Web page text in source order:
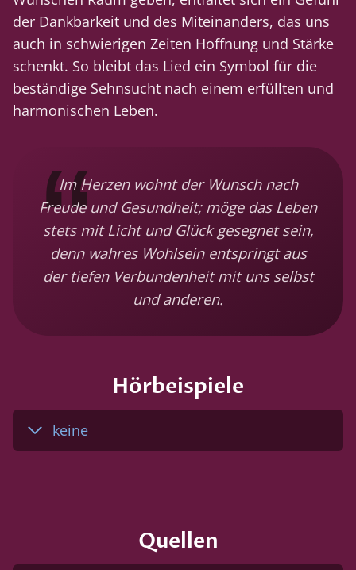
der Dankbarkeit und des Miteinanders, das uns
auch in schwierigen Zeiten Hoffnung und Stärke
schenkt. So bleibt das Lied ein Symbol für die
beständige Sehnsucht nach einem erfüllten und
harmonischen Leben.
Im Herzen wohnt der Wunsch nach
Freude und Gesundheit; möge das Leben
stets mit Licht und Glück gesegnet sein,
denn wahres Wohlsein entspringt aus
der tiefen Verbundenheit mit uns selbst
und anderen.
Hörbeispiele
keine
Quellen